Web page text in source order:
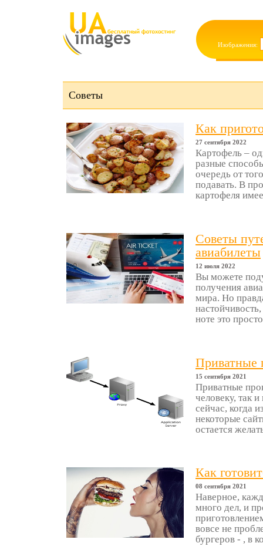
Изображения:
Советы
Как
27 сентября 2022
Картофель –
разные
очередь от
подавать. В
картофеля
Советы
авиабилеты
12 июля 2022
Вы можете
получения
мира. Но
ноте это
Приватные
15 сентября 2021
Приватные
человеку, так
сейчас, когда
некоторые
остается
Как
08 сентября 2021
Наверное,
много дел, и
вовсе не
бургеров - , в